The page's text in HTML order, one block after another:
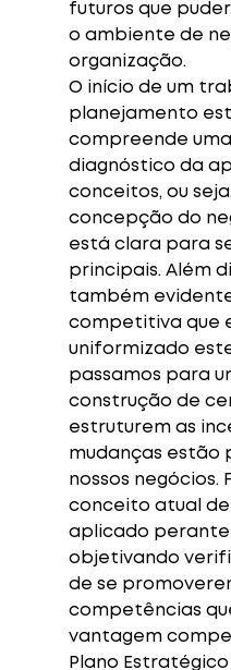
futuros que
o ambiente de
organização.
O início de um
planejamento
compreende
diagnóstico da
conceitos, ou
concepção do
está clara para
principais. Além
também
competitiva que
uniformizado
passamos para
construção de
estruturem as
mudanças estão
nossos negócios.
conceito atual de
aplicado perante
objetivando
de se
competências
vantagem
Plano